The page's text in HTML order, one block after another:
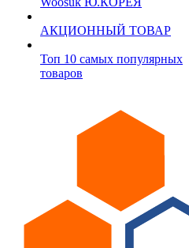
АКЦИОННЫЙ ТОВАР
Топ 10 самых популярных
товаров